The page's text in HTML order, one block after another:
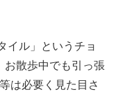
イル」というチョ
お散歩中でも引っ張
は必要く見た目さ